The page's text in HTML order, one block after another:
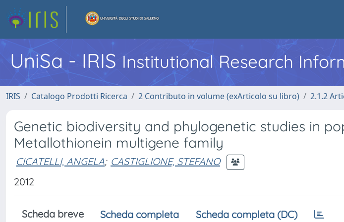
UniSa - IRIS Institutional Research
IRIS Catalogo Prodotti Ricerca 2 Contributo in volume (exArticolo su libro) 2.1.2
Genetic biodiversity and phylogenetic studies in
Metallothionein multigene family
CICATELLI, ANGELA; CASTIGLIONE, STEFANO
2012
Scheda breve Scheda completa Scheda completa (DC)